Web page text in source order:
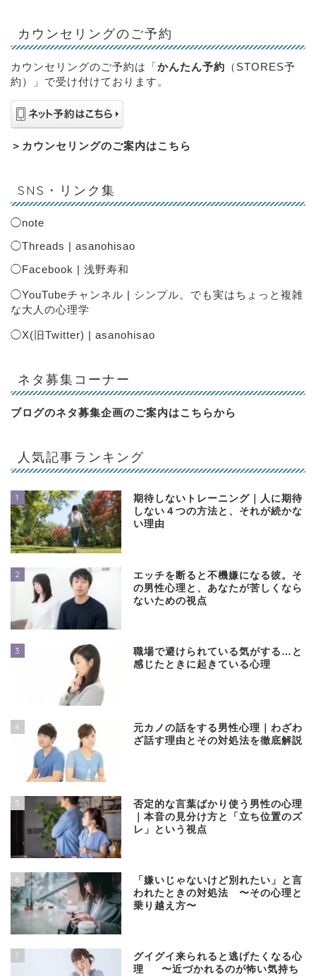
カウンセリングのご予約
カウンセリングのご予約は「かんたん予約 （STORES予
約）」で受け付けております。
＞ カウンセリングのご案内はこちら
SNS・リンク集
◯note
◯Threads | asanohisao
◯Facebook | 浅野寿和
◯YouTubeチャンネル | シンプル。でも実はちょっと複雑
な大人の心理学
◯X(旧Twitter) | asanohisao
ネタ募集コーナー
ブログのネタ募集企画のご案内はこちらから
人気記事ランキング
1
期待しないトレーニング｜人に期待
しない４つの方法と、それが続かな
い理由
2
エッチを断ると不機嫌になる彼。そ
の男性心理と、あなたが苦しくなら
ないための視点
3
職場で避けられている気がする…と
感じたときに起きている心理
4
元カノの話をする男性心理｜わざわ
ざ話す理由とその対処法を徹底解説
5
否定的な言葉ばかり使う男性の心理
｜本音の見分け方と「立ち位置のズ
レ」という視点
6
「嫌いじゃないけど別れたい」と言
われたときの対処法 〜その心理と
乗り越え方〜
7
グイグイ来られると逃げたくなる心
理 〜近づかれるのが怖い気持ち